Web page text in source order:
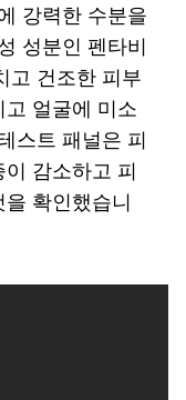
강력한 수분을
성분인 펜타비
고 건조한 피부
얼굴에 미소
스트 패널은 피
감소하고 피
확인했습니